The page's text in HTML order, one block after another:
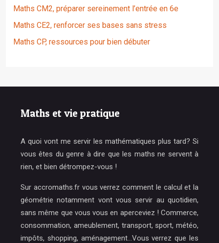
Maths CM2, préparer sereinement l’entrée en 6e
Maths CE2, renforcer ses bases sans stress
Maths CP, ressources pour bien débuter
Maths et vie pratique
A quoi vont me servir les mathématiques plus tard? Si
vous êtes du genre à dire que les maths ne servent à
rien, et bien détrompez-vous !
Sur accromaths.fr vous verrez comment le calcul et la
géométrie notamment vont vous servir au quotidien,
sans même que vous vous en aperceviez ! Commerce,
consommation, ameublement, transport, sport, météo,
impôts, shopping, aménagement…Vous verrez que les